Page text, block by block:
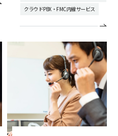
クラウドPBX・FMC内線サービス